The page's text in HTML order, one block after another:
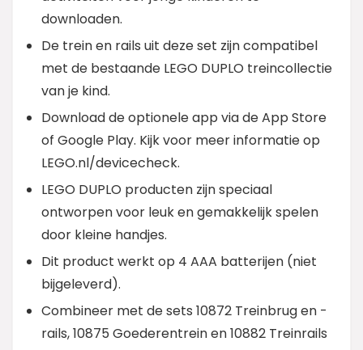
downloaden.
De trein en rails uit deze set zijn compatibel
met de bestaande LEGO DUPLO treincollectie
van je kind.
Download de optionele app via de App Store
of Google Play. Kijk voor meer informatie op
LEGO.nl/devicecheck.
LEGO DUPLO producten zijn speciaal
ontworpen voor leuk en gemakkelijk spelen
door kleine handjes.
Dit product werkt op 4 AAA batterijen (niet
bijgeleverd).
Combineer met de sets 10872 Treinbrug en -
rails, 10875 Goederentrein en 10882 Treinrails